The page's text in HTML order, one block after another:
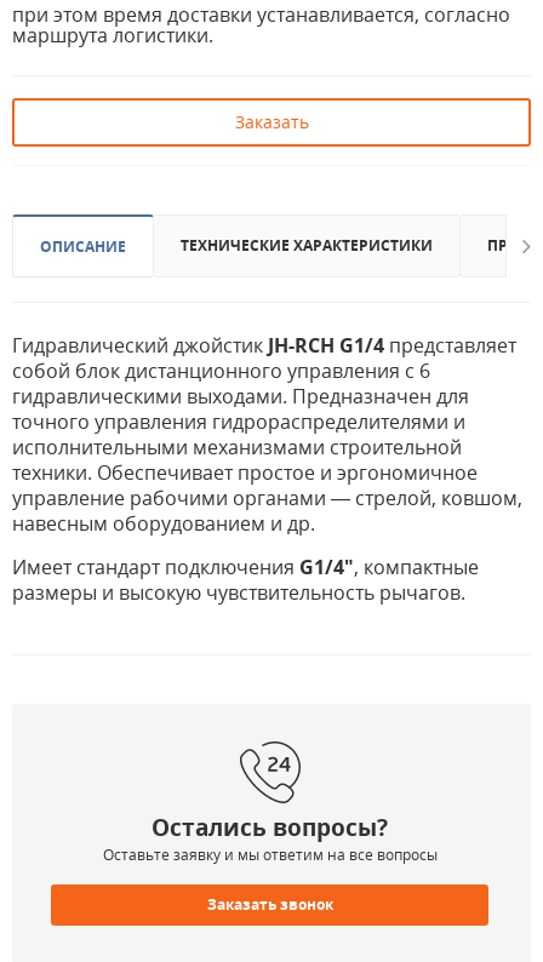
при этом время доставки устанавливается, согласно
маршрута логистики.
Заказать
ОПИСАНИЕ ТЕХНИЧЕСКИЕ ХАРАКТЕРИСТИКИ
Гидравлический джойстик JH-RCH G1/4 представляет
собой блок дистанционного управления с 6
гидравлическими выходами. Предназначен для
точного управления гидрораспределителями и
исполнительными механизмами строительной
техники. Обеспечивает простое и эргономичное
управление рабочими органами — стрелой, ковшом,
навесным оборудованием и др.
Имеет стандарт подключения G1/4", компактные
размеры и высокую чувствительность рычагов.
Остались вопросы?
Оставьте заявку и мы ответим на все вопросы
Заказать звонок